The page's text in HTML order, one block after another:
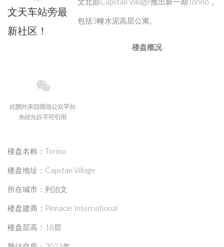
包括3幢水泥高层公寓。
楼盘概况
楼盘名称：Torino
楼盘地址：Capstan Village
所在城市：列治文
楼盘建商：Pinnacle International
楼盘层高：18层